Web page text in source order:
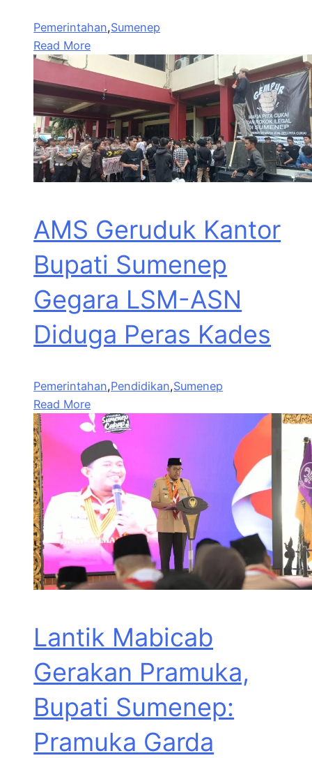
Pemerintahan,Sumenep
Read More
AMS Geruduk Kantor
Bupati Sumenep
Gegara LSM-ASN
Diduga Peras Kades
Pemerintahan,Pendidikan,Sumenep
Read More
Lantik Mabicab
Gerakan Pramuka,
Bupati Sumenep:
Pramuka Garda